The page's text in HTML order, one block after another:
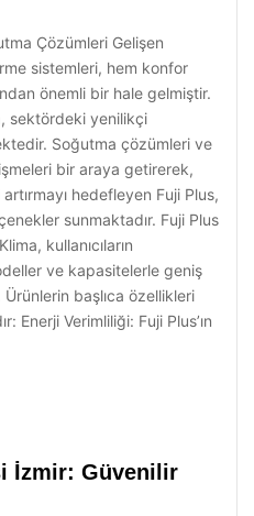
Çözümleri Gelişen
sistemleri, hem konfor
önemli bir hale gelmiştir.
sektördeki yenilikçi
Soğutma çözümleri ve
bir araya getirerek,
hedefleyen Fuji Plus,
sunmaktadır. Fuji Plus
kullanıcıların
ve kapasitelerle geniş
başlıca özellikleri
Enerji Verimliliği: Fuji Plus’ın
İzmir: Güvenilir